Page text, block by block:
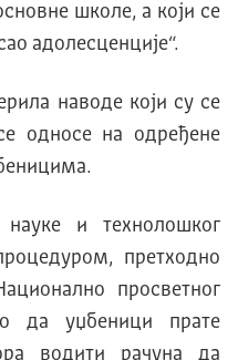
школе, а који се
адолесценције“.
наводе који су се
односе на одређене
науке и технолошког
претходно
просветног
да уџбеници прате
водити рачуна да